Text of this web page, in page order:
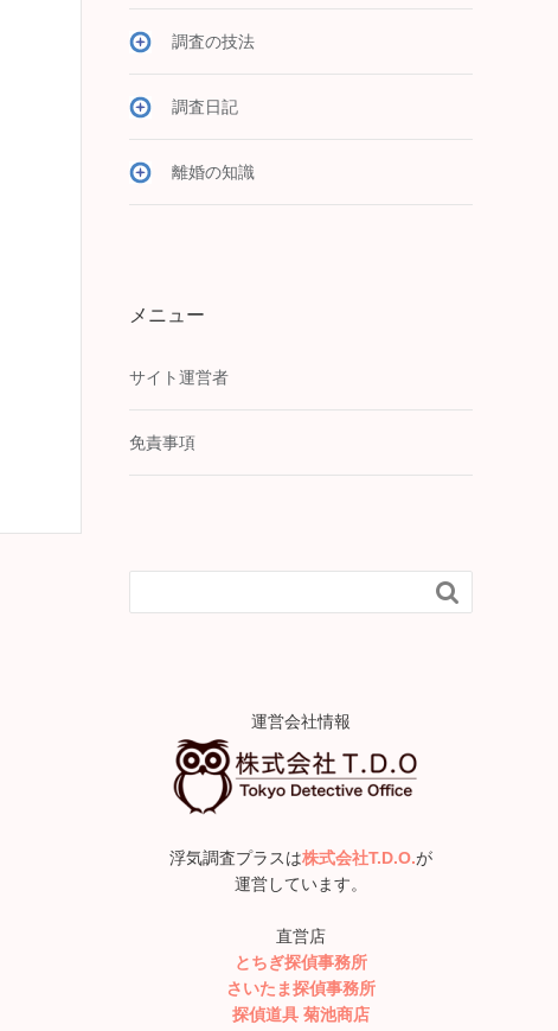
調査の技法
調査日記
離婚の知識
メニュー
サイト運営者
免責事項

運営会社情報
浮気調査プラスは株式会社T.D.O.が
運営しています。
直営店
とちぎ探偵事務所
さいたま探偵事務所
探偵道具 菊池商店